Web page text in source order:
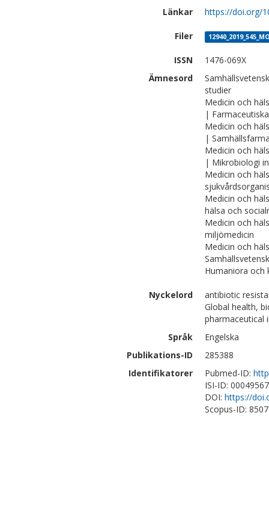
Länkar
https://doi.org/
Filer
ISSN
1476-069X
Ämnesord
studier
Medicin och
|
Medicin och
|
Medicin och
| Mikrobiologi
Medicin och
Medicin och
hälsa och
Medicin och
miljömedicin
Medicin och
Humaniora
Nyckelord
antibiotic
Global health,
pharmaceutical
Språk
Engelska
Publikations-ID
285388
Identifikatorer
Pubmed-ID:
ISI-ID:
DOI: https://
Scopus-ID: